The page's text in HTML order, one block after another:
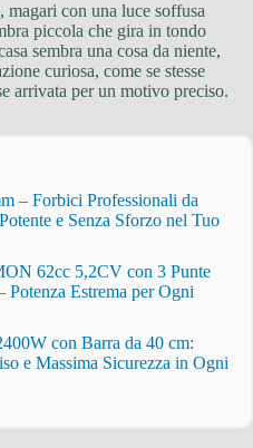
magari con una luce soffusa
piccola che gira in tondo
sembra una cosa da niente,
curiosa, come se stesse
arrivata per un motivo preciso.
– Forbici Professionali da
e Senza Sforzo nel Tuo
62cc 5,2CV con 3 Punte
Estrema per Ogni
con Barra da 40 cm:
e Massima Sicurezza in Ogni